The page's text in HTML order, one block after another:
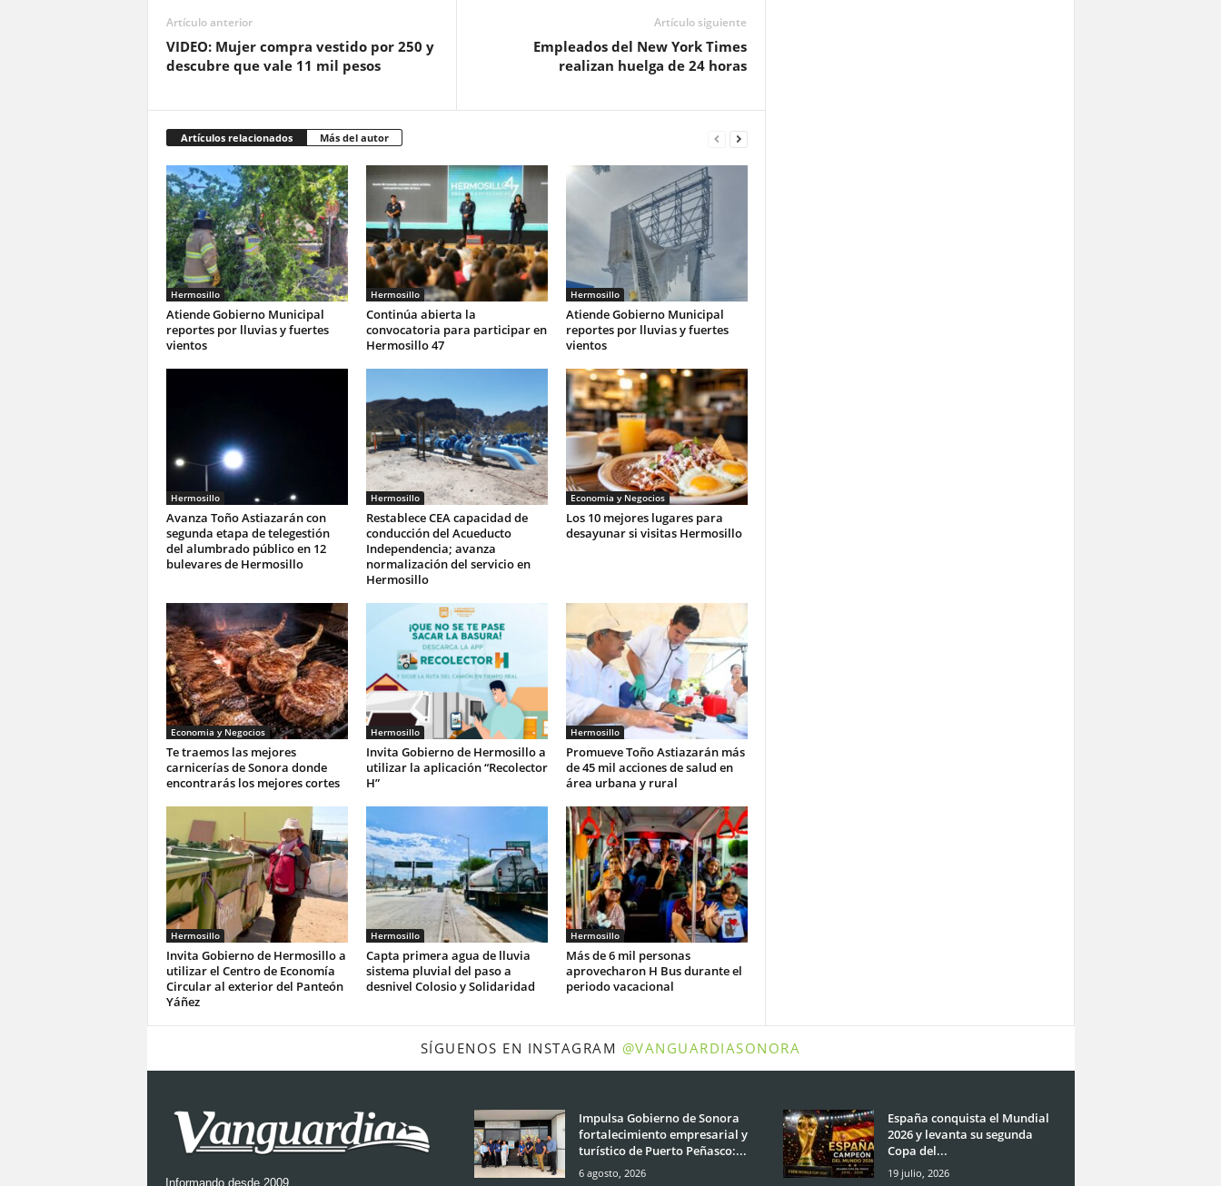
Artículo anterior
VIDEO: Mujer compra vestido por 250 y
descubre que vale 11 mil pesos
Artículo siguiente
Empleados del New York Times
realizan huelga de 24 horas
Artículos relacionados Más del autor
Hermosillo
Atiende Gobierno Municipal
reportes por lluvias y fuertes
vientos
Hermosillo
Continúa abierta la
convocatoria para participar en
Hermosillo 47
Hermosillo
Atiende Gobierno Municipal
reportes por lluvias y fuertes
vientos
Hermosillo
Avanza Toño Astiazarán con
segunda etapa de telegestión
del alumbrado público en 12
bulevares de Hermosillo
Hermosillo
Restablece CEA capacidad de
conducción del Acueducto
Independencia; avanza
normalización del servicio en
Hermosillo
Economia y Negocios
Los 10 mejores lugares para
desayunar si visitas Hermosillo
Economia y Negocios
Te traemos las mejores
carnicerías de Sonora donde
encontrarás los mejores cortes
Hermosillo
Invita Gobierno de Hermosillo a
utilizar la aplicación “Recolector
H”
Hermosillo
Promueve Toño Astiazarán más
de 45 mil acciones de salud en
área urbana y rural
Hermosillo
Invita Gobierno de Hermosillo a
utilizar el Centro de Economía
Circular al exterior del Panteón
Yáñez
Hermosillo
Capta primera agua de lluvia
sistema pluvial del paso a
desnivel Colosio y Solidaridad
Hermosillo
Más de 6 mil personas
aprovecharon H Bus durante el
periodo vacacional
SÍGUENOS EN INSTAGRAM @VANGUARDIASONORA
Informando desde 2009.
Impulsa Gobierno de Sonora
fortalecimiento empresarial y
turístico de Puerto Peñasco:...
6 agosto, 2026
España conquista el Mundial
2026 y levanta su segunda
Copa del...
19 julio, 2026